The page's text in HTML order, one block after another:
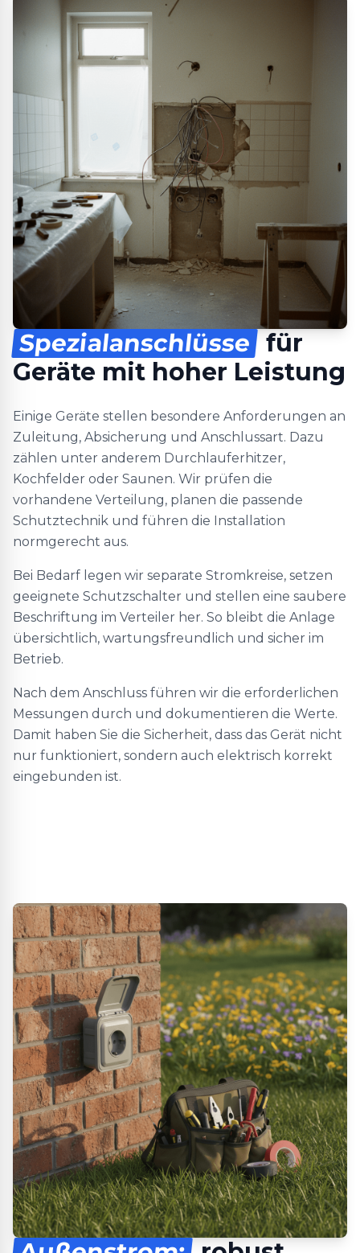
Spezialanschlüsse für
Geräte mit hoher Leistung
Einige Geräte stellen besondere Anforderungen an
Zuleitung, Absicherung und Anschlussart. Dazu
zählen unter anderem Durchlauferhitzer,
Kochfelder oder Saunen. Wir prüfen die
vorhandene Verteilung, planen die passende
Schutztechnik und führen die Installation
normgerecht aus.
Bei Bedarf legen wir separate Stromkreise, setzen
geeignete Schutzschalter und stellen eine saubere
Beschriftung im Verteiler her. So bleibt die Anlage
übersichtlich, wartungsfreundlich und sicher im
Betrieb.
Nach dem Anschluss führen wir die erforderlichen
Messungen durch und dokumentieren die Werte.
Damit haben Sie die Sicherheit, dass das Gerät nicht
nur funktioniert, sondern auch elektrisch korrekt
eingebunden ist.